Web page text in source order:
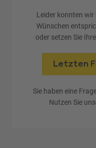
Leider konnten
Wünschen
oder setzen Sie
Letzten
Sie haben eine
Nutzen Sie